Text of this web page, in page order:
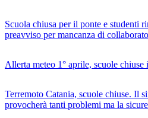
Scuola chiusa per il ponte e studenti
preavviso per mancanza di
Allerta meteo 1° aprile, scuole
Terremoto Catania, scuole chiuse. Il
provocherà tanti problemi ma la